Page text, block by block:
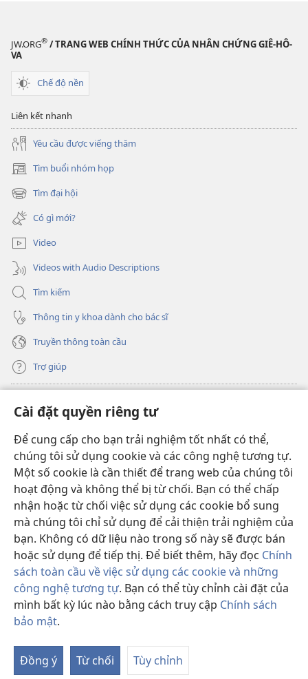
Cài đặt quyền riêng tư
Để cung cấp cho bạn trải nghiệm tốt nhất có thể,
chúng tôi sử dụng cookie và các công nghệ tương tự.
Một số cookie là cần thiết để trang web của chúng tôi
hoạt động và không thể bị từ chối. Bạn có thể chấp
nhận hoặc từ chối việc sử dụng các cookie bổ sung
mà chúng tôi chỉ sử dụng để cải thiện trải nghiệm của
bạn. Không có dữ liệu nào trong số này sẽ được bán
hoặc sử dụng để tiếp thị. Để biết thêm, hãy đọc Chính
sách toàn cầu về việc sử dụng các cookie và những
công nghệ tương tự. Bạn có thể tùy chỉnh cài đặt của
mình bất kỳ lúc nào bằng cách truy cập Chính sách
bảo mật.
Đồng ý Từ chối Tùy chỉnh
Làm
JW.ORG® / TRANG WEB CHÍNH THỨC CỦA NHÂN CHỨNG GIÊ-HÔ-
VA
Chế độ nền
Liên kết nhanh
Yêu cầu được viếng thăm
Tìm buổi nhóm họp
(mở
cửa
sổ
mới)
Tìm đại hội
(mở
cửa
sổ
mới)
Có gì mới?
Video
Videos with Audio Descriptions
Tìm kiếm
Thông tin y khoa dành cho bác sĩ
Truyền thông toàn cầu
Trợ giúp
(mở
cửa
sổ
mới)
THƯ VIỆN TRỰC TUYẾN Tháp Canh
(mở
cửa
sổ
mới)
JW Hub ®
(mở
cửa
sổ
mới)
JW Library
Thư viện Tháp Canh
Copyright© 2026 Watch Tower Bible and Tract Society of Pennsylvania.
ĐIỀU KHOẢN SỬ DỤNG